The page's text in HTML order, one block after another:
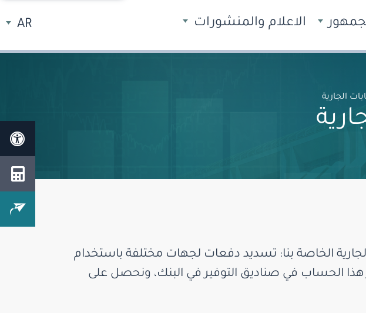
الاعلام والمنشورات AR
الجارية
الخاصة بنا: تسديد دفعات لجهات مختلفة باستخدام
هذا الحساب في صناديق التوفير في البنك، ونحصل على